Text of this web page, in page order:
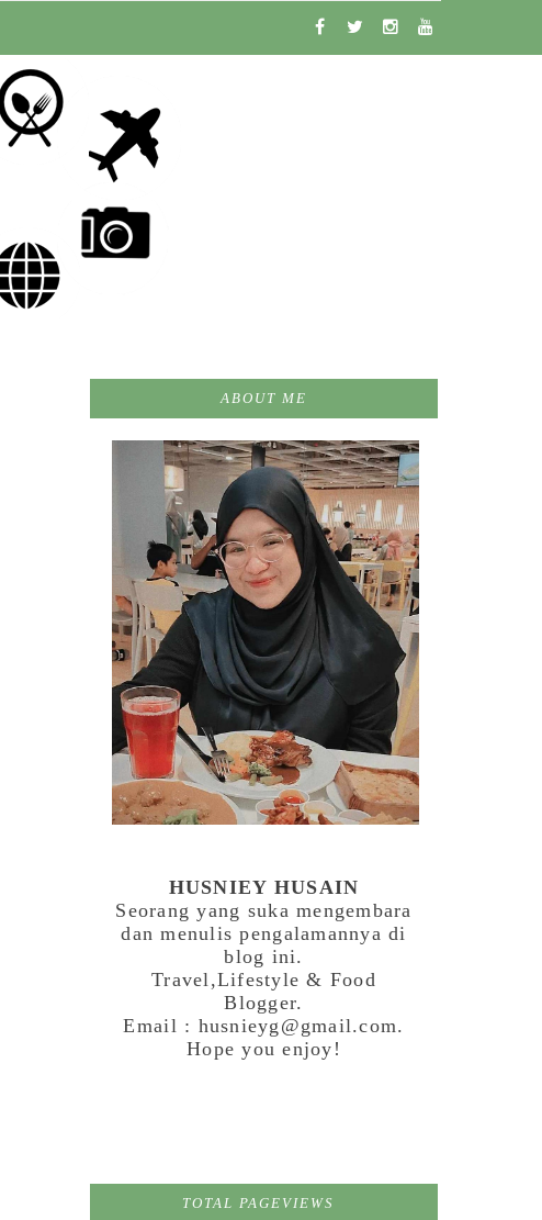
ABOUT ME
HUSNIEY HUSAIN
Seorang yang suka mengembara
dan menulis pengalamannya di
blog ini.
Travel,Lifestyle & Food
Blogger.
Email : husnieyg@gmail.com.
Hope you enjoy!
TOTAL PAGEVIEWS